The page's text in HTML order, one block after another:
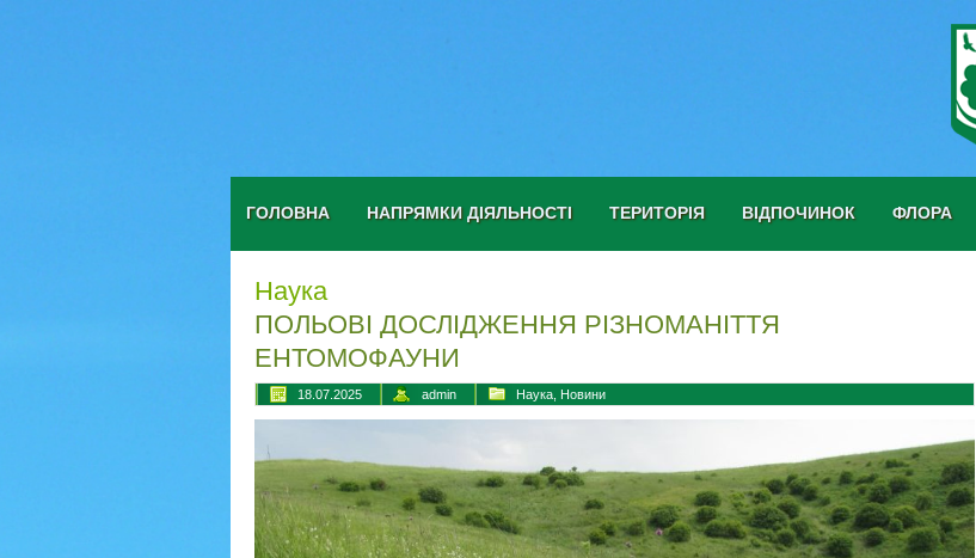
ГОЛОВНА НАПРЯМКИ ДІЯЛЬНОСТІ ТЕРИТОРІЯ ВІДПОЧИНОК ФЛОРА
Наука
ПОЛЬОВІ ДОСЛІДЖЕННЯ РІЗНОМАНІТТЯ
ЕНТОМОФАУНИ
18.07.2025 admin Наука Новини